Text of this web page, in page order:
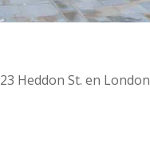
23 Heddon St. en London